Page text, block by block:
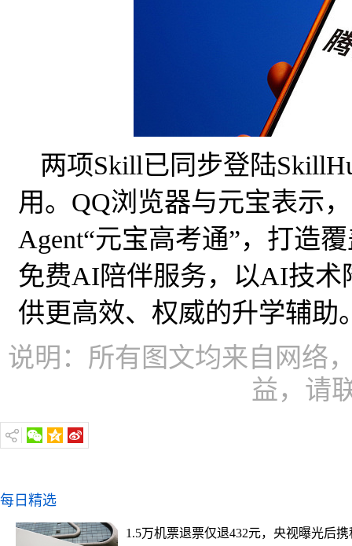
两项Skill已同步登陆
用。QQ浏览器与元宝表示
Agent“元宝高考通”，打造
免费AI陪伴服务，以AI技术
供更高效、权威的升学辅助
说明：所有图文均来自网络
益，请
每日精选
1.5万机票退票仅退432元，央视曝光后